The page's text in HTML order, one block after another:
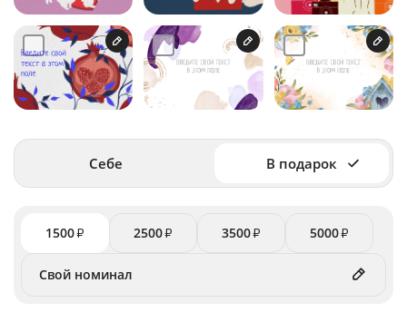
Себе В подарок
1500₽ 2500₽ 3500₽ 5000₽